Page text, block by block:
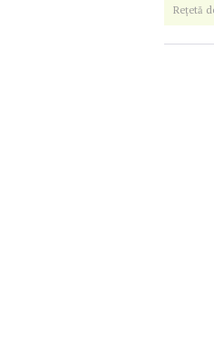
Reţetă